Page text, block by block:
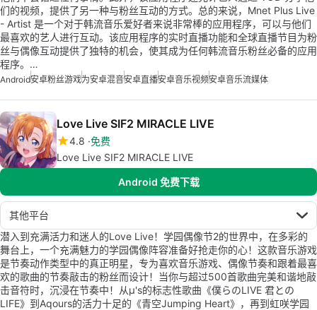
们的视频，提供了另一种与粉丝互动的方式。总的来说，Mnet Plus Live
- Artist 是一个对于韩流音乐爱好者来说非常棒的应用程序，可以与他们
最喜欢的艺人进行互动。该应用程序的实时直播功能和全球直播节目为粉
丝与偶像互动提供了独特的机会，使其成为任何韩流音乐粉丝必备的应用
程序。…
Android安卓粉丝游戏为安卓混音安卓直播安卓音乐视频安卓音乐流媒体
Love Live SIF2 MIRACLE LIVE
4.8 免费
Love Live SIF2 MIRACLE LIVE
Android 免费下载
其他平台
潜入到充满活力和迷人的Love Live！学园偶像节2的世界中，在多彩的
舞台上，一个充满魅力的学园偶像阵容准备好抢走你的心！这款音乐游戏
是节奏动作类型中的真正明星，专为喜欢音乐游戏、偶像节奏和跟着最喜
欢的歌曲的节奏敲击的粉丝而设计！当你与超过500首歌曲完美和谐地敲
击音符时，沉浸在节奏中！从μ's的标志性歌曲《僕らのLIVE 君との
LIFE》到Aqours的活力十足的《青空Jumping Heart》，再到虹咲学园